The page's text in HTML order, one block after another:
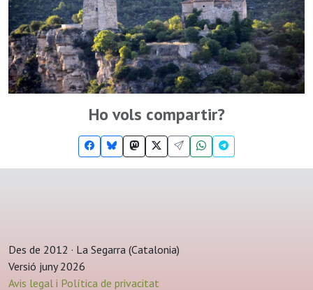
Ho vols compartir?
Des de 2012 · La Segarra (Catalonia)
Versió juny 2026
Avis legal i Política de privacitat